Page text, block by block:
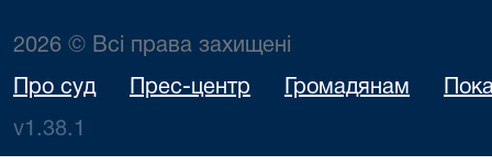
2026 © Всі права захищені
Про суд Прес-центр Громадянам
v1.38.1